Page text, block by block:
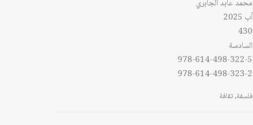
خلال
خلال
محمد عابد الجابري
آب 2025
430
السادسة
978-614-498-322-5
978-614-498-323-2
فلسفة,ثقافة